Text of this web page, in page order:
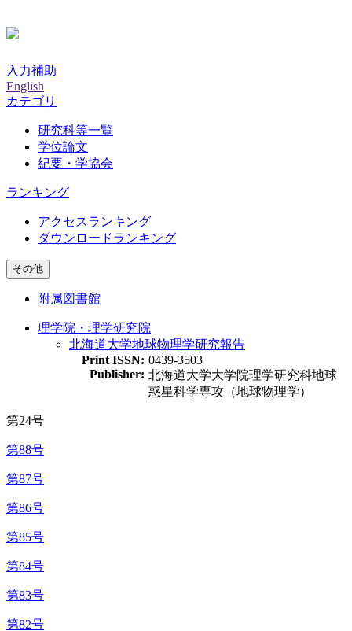
入力補助
English
カテゴリ
研究科等一覧
学位論文
紀要・学協会
ランキング
アクセスランキング
ダウンロードランキング
その他
附属図書館
理学院・理学研究院
北海道大学地球物理学研究報告
Print ISSN: 0439-3503
Publisher: 北海道大学大学院理学研究科地球
惑星科学専攻（地球物理学）
第24号
第88号
第87号
第86号
第85号
第84号
第83号
第82号